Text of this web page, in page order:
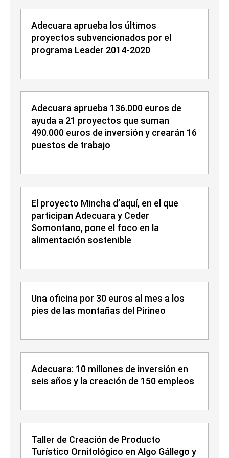
Adecuara aprueba los últimos
proyectos subvencionados por el
programa Leader 2014-2020
Adecuara aprueba 136.000 euros de
ayuda a 21 proyectos que suman
490.000 euros de inversión y crearán 16
puestos de trabajo
El proyecto Mincha d’aquí, en el que
participan Adecuara y Ceder
Somontano, pone el foco en la
alimentación sostenible
Una oficina por 30 euros al mes a los
pies de las montañas del Pirineo
Adecuara: 10 millones de inversión en
seis años y la creación de 150 empleos
Taller de Creación de Producto
Turístico Ornitológico en Algo Gállego y